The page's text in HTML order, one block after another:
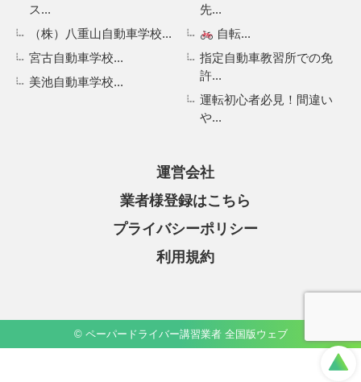
ス...
（株）八重山自動車学校...
宮古自動車学校...
美池自動車学校...
先...
自転...
指定自動車教習所での免
許...
運転初心者必見！間違い
や...
運営会社
業者様登録はこちら
プライバシーポリシー
利用規約
© ペーパードライバー講習業者 全国版ウェブ